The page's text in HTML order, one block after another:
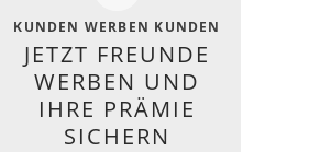
KUNDEN WERBEN KUNDEN
JETZT FREUNDE
WERBEN UND
IHRE PRÄMIE
SICHERN